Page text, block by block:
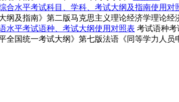
合水平考试科目、学科、考试大纲及指南使用对
及指南》第二版马克思主义理论经济学理论
水平考试语种、考试大纲使用对照表 考试语种
国统一考试大纲》第七版法语《同等学力人员